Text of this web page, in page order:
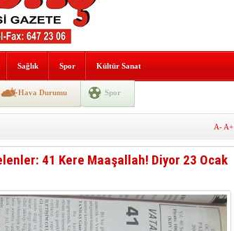
şekilde
5 Yaralı
Sağlık Spor Kültür Sanat
Hava Durumu Spor
A- A+
41 Kere Maaşallah! Diyor 23 Ocak